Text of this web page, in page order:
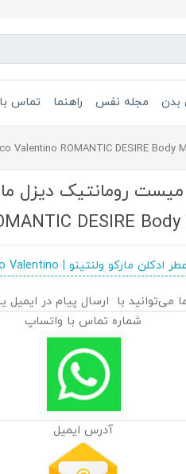
بدن مجله نفس راهنما تماس
DESIRE
عطر ادکلن مارکو ولنتینو | Marco Valentino
می‌توانید با ارسال پیام در ایمیل
شماره تماس با واتساپ
آدرس ایمیل